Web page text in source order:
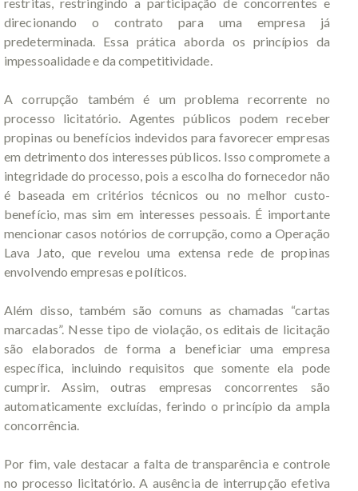
direcionando o contrato para uma empresa já
predeterminada. Essa prática aborda os princípios da
impessoalidade e da competitividade.
A corrupção também é um problema recorrente no
processo licitatório. Agentes públicos podem receber
propinas ou benefícios indevidos para favorecer empresas
em detrimento dos interesses públicos. Isso compromete a
integridade do processo, pois a escolha do fornecedor não
é baseada em critérios técnicos ou no melhor custo-
benefício, mas sim em interesses pessoais. É importante
mencionar casos notórios de corrupção, como a Operação
Lava Jato, que revelou uma extensa rede de propinas
envolvendo empresas e políticos.
Além disso, também são comuns as chamadas “cartas
marcadas”. Nesse tipo de violação, os editais de licitação
são elaborados de forma a beneficiar uma empresa
específica, incluindo requisitos que somente ela pode
cumprir. Assim, outras empresas concorrentes são
automaticamente excluídas, ferindo o princípio da ampla
concorrência.
Por fim, vale destacar a falta de transparência e controle
no processo licitatório. A ausência de interrupção efetiva